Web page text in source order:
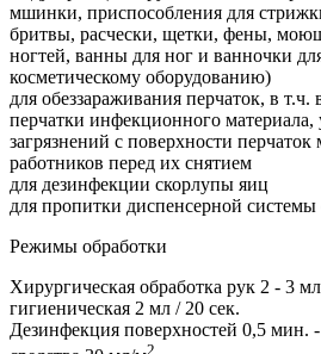
мшинки, приспособления для
бритвы, расчески, щетки, фены,
ногтей, ванны для ног и ванночки
косметическому оборудованию)
для обеззараживания перчаток, в т.ч.
перчатки инфекционного материала,
загрязнений с поверхности
работников перед их снятием
для дезинфекции скорлупы яиц
для пропитки диспенсерной
Режимы обработки
Хирургическая обработка рук 2 - 3
гигиеническая 2 мл / 20 сек.
Дезинфекция поверхностей 0,5 мин.
2